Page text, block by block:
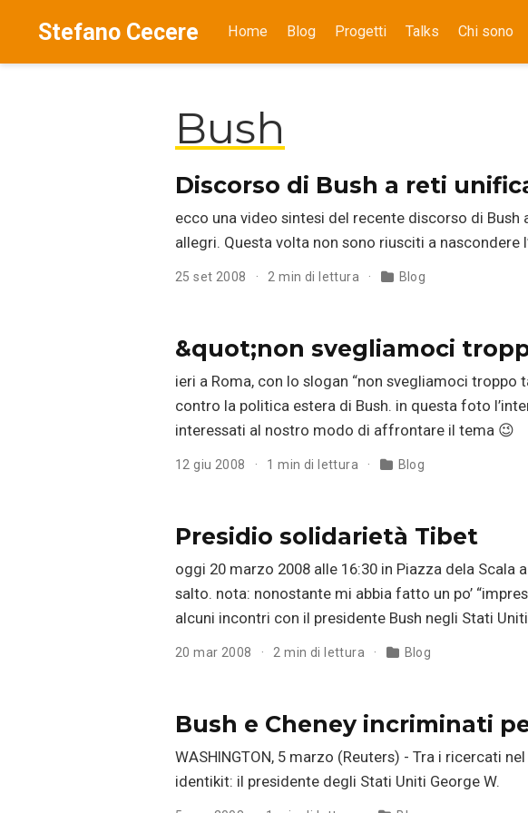
Stefano Cecere Home Blog Progetti Talks Chi sono
Bush
Discorso di Bush a reti
ecco una video sintesi del recente discorso di
allegri. Questa volta non sono riusciti a
25 set 2008 2 min di lettura Blog
&quot;non svegliamoci
ieri a Roma, con lo slogan “non svegliamoci
contro la politica estera di Bush. in questa foto
interessati al nostro modo di affrontare il tema 😉
12 giu 2008 1 min di lettura Blog
Presidio solidarietà Tibet
oggi 20 marzo 2008 alle 16:30 in Piazza dela
salto. nota: nonostante mi abbia fatto un po’
alcuni incontri con il presidente Bush negli Stati
20 mar 2008 2 min di lettura Blog
Bush e Cheney incriminati
WASHINGTON, 5 marzo (Reuters) - Tra i ricercati
identikit: il presidente degli Stati Uniti George W.